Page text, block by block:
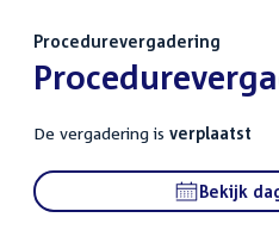
Procedurevergadering
:
De vergadering is verplaatst
Bekijk